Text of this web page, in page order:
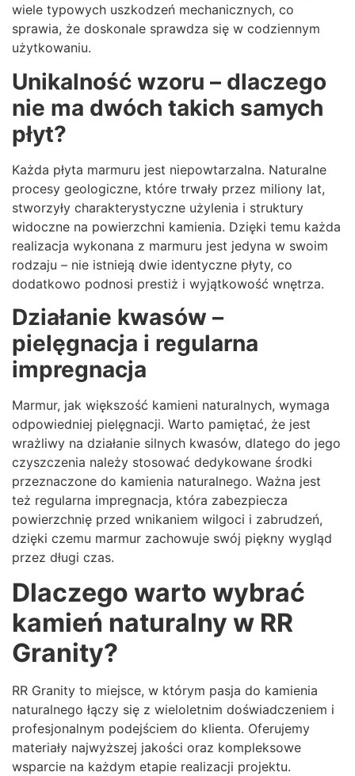
wiele typowych uszkodzeń mechanicznych, co
sprawia, że doskonale sprawdza się w codziennym
użytkowaniu.
Unikalność wzoru – dlaczego
nie ma dwóch takich samych
płyt?
Każda płyta marmuru jest niepowtarzalna. Naturalne
procesy geologiczne, które trwały przez miliony lat,
stworzyły charakterystyczne użylenia i struktury
widoczne na powierzchni kamienia. Dzięki temu każda
realizacja wykonana z marmuru jest jedyna w swoim
rodzaju – nie istnieją dwie identyczne płyty, co
dodatkowo podnosi prestiż i wyjątkowość wnętrza.
Działanie kwasów –
pielęgnacja i regularna
impregnacja
Marmur, jak większość kamieni naturalnych, wymaga
odpowiedniej pielęgnacji. Warto pamiętać, że jest
wrażliwy na działanie silnych kwasów, dlatego do jego
czyszczenia należy stosować dedykowane środki
przeznaczone do kamienia naturalnego. Ważna jest
też regularna impregnacja, która zabezpiecza
powierzchnię przed wnikaniem wilgoci i zabrudzeń,
dzięki czemu marmur zachowuje swój piękny wygląd
przez długi czas.
Dlaczego warto wybrać
kamień naturalny w RR
Granity?
RR Granity to miejsce, w którym pasja do kamienia
naturalnego łączy się z wieloletnim doświadczeniem i
profesjonalnym podejściem do klienta. Oferujemy
materiały najwyższej jakości oraz kompleksowe
wsparcie na każdym etapie realizacji projektu.